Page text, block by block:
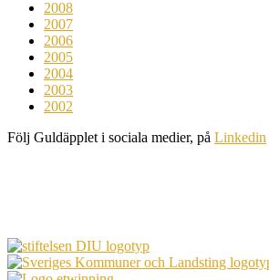
2008
2007
2006
2005
2004
2003
2002
Följ Guldäpplet i sociala medier, på Linkedin